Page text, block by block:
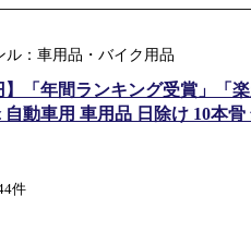
：車用品・バイク用品
】「年間ランキング受賞」「
動車用 車用品 日除け 10本骨
件